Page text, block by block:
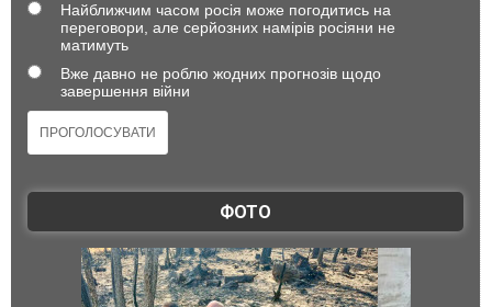
Найближчим часом росія може погодитись на
переговори, але серйозних намірів росіяни не
матимуть
Вже давно не роблю жодних прогнозів щодо
завершення війни
ФОТО